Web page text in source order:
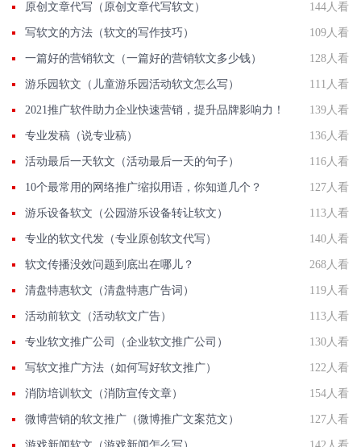
原创文章代写（原创文章代写软文） 144人看
写软文的方法（软文的写作技巧） 109人看
一篇好的营销软文（一篇好的营销软文多少钱） 128人看
游乐园软文（儿童游乐园活动软文怎么写） 111人看
2021推广软件助力企业快速营销，提升品牌影响力！ 139人看
专业发稿（说专业稿） 136人看
活动最后一天软文（活动最后一天的句子） 116人看
10个最常用的网络推广缩拟用语，你知道几个？ 127人看
游乐设备软文（公园游乐设备转让软文） 113人看
专业的软文代发（专业原创软文代写） 140人看
软文传播没效问题到底出在哪儿？ 268人看
清盘特惠软文（清盘特惠广告词） 119人看
活动前软文（活动软文广告） 113人看
专业软文推广公司（企业软文推广公司） 130人看
写软文推广方法（如何写好软文推广） 122人看
消防培训软文（消防宣传文章） 154人看
微博营销的软文推广（微博推广文案范文） 127人看